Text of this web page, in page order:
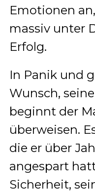
Emotionen
massiv unter
Erfolg.
In Panik und
Wunsch,
beginnt der
überweisen.
die er über
angespart
Sicherheit,